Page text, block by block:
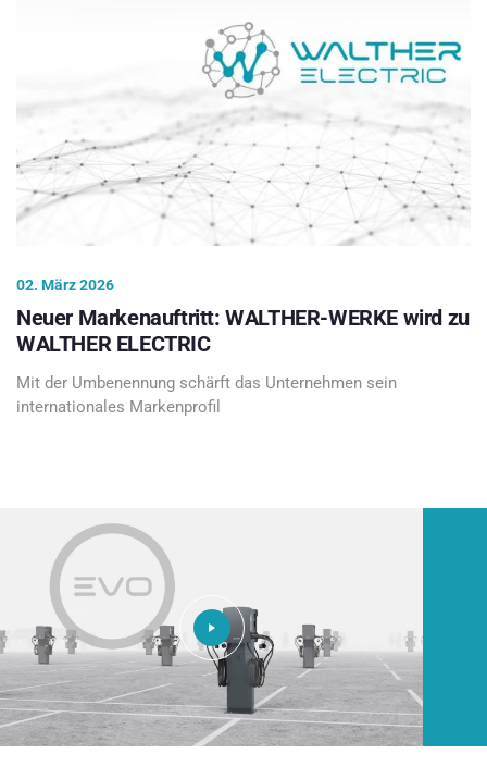
02. März 2026
Neuer Markenauftritt: WALTHER-WERKE wird zu
WALTHER ELECTRIC
Mit der Umbenennung schärft das Unternehmen sein
internationales Markenprofil